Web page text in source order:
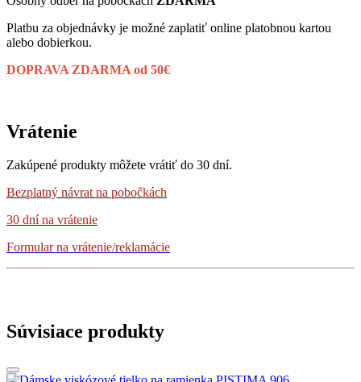
Platbu za objednávky je možné zaplatiť online platobnou kartou
alebo dobierkou.
DOPRAVA ZDARMA od 50€
Vrátenie
Zakúpené produkty môžete vrátiť do 30 dní.
Bezplatný návratna pobočkách
30 dní na vrátenie
Formular na vrátenie/reklamácie
Súvisiace produkty